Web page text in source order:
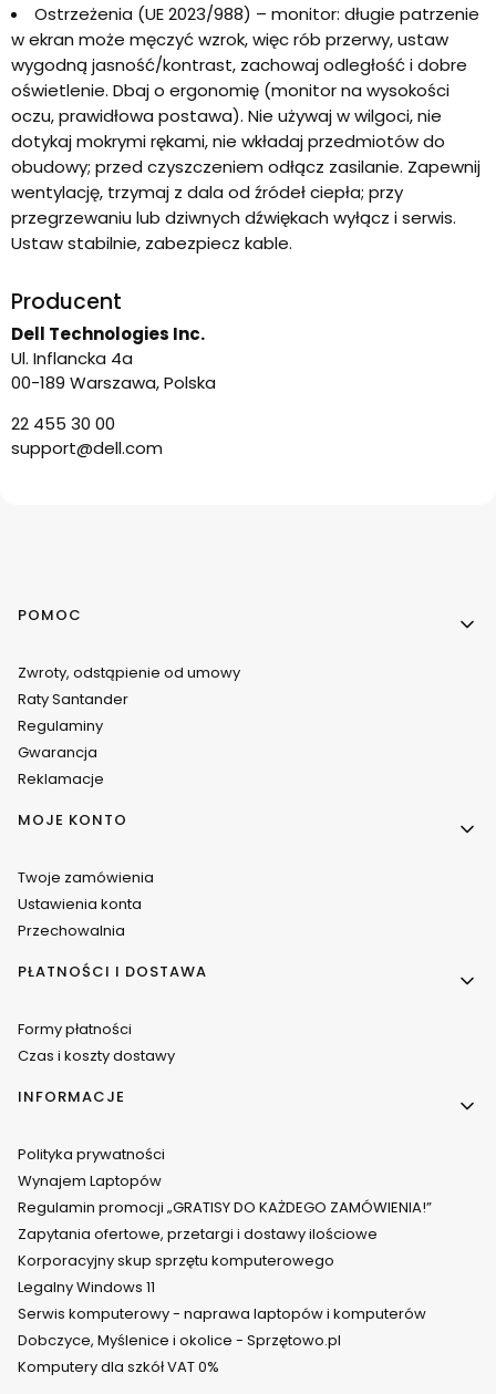
Ostrzeżenia (UE 2023/988) – monitor: długie patrzenie
w ekran może męczyć wzrok, więc rób przerwy, ustaw
wygodną jasność/kontrast, zachowaj odległość i dobre
oświetlenie. Dbaj o ergonomię (monitor na wysokości
oczu, prawidłowa postawa). Nie używaj w wilgoci, nie
dotykaj mokrymi rękami, nie wkładaj przedmiotów do
obudowy; przed czyszczeniem odłącz zasilanie. Zapewnij
wentylację, trzymaj z dala od źródeł ciepła; przy
przegrzewaniu lub dziwnych dźwiękach wyłącz i serwis.
Ustaw stabilnie, zabezpiecz kable.
Producent
Dell Technologies Inc.
Ul. Inflancka 4a
00-189 Warszawa, Polska
22 455 30 00
support@dell.com
Linki w stopce
POMOC
Zwroty, odstąpienie od umowy
Raty Santander
Regulaminy
Gwarancja
Reklamacje
MOJE KONTO
Twoje zamówienia
Ustawienia konta
Przechowalnia
PŁATNOŚCI I DOSTAWA
Formy płatności
Czas i koszty dostawy
INFORMACJE
Polityka prywatności
Wynajem Laptopów
Regulamin promocji „GRATISY DO KAŻDEGO ZAMÓWIENIA!”
Zapytania ofertowe, przetargi i dostawy ilościowe
Korporacyjny skup sprzętu komputerowego
Legalny Windows 11
Serwis komputerowy - naprawa laptopów i komputerów
Dobczyce, Myślenice i okolice - Sprzętowo.pl
Komputery dla szkół VAT 0%